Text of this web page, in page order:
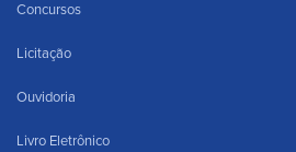
Concursos
Licitação
Ouvidoria
Livro Eletrônico